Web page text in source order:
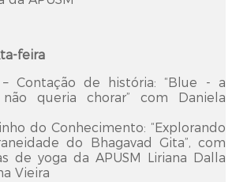
feira
– Contação de história: “Blue - a
queria chorar” com Daniela
do Conhecimento: “Explorando
do Bhagavad Gita”, com
de yoga da APUSM Liriana Dalla
Vieira